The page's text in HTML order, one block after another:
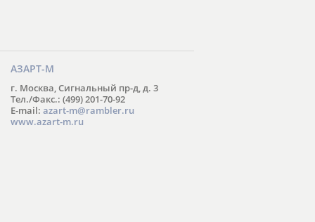
АЗАРТ-М
г. Москва, Сигнальный пр-д, д. 3
Тел./Факс.: (499) 201-70-92
E-mail: azart-m@rambler.ru
www.azart-m.ru